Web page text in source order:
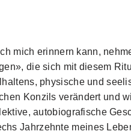
mich erinnern kann,
die sich mit diesem
physische und
Konzils verändert und
autobiografische
Jahrzehnte meines